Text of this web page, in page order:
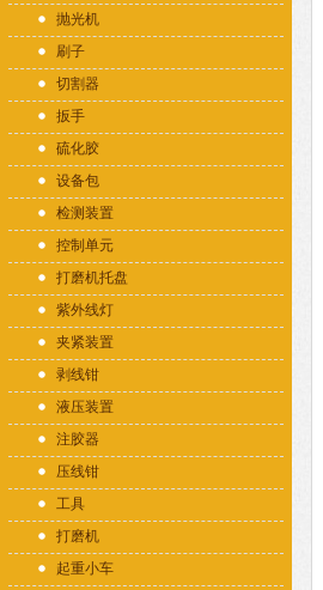
抛光机
刷子
切割器
扳手
硫化胶
设备包
检测装置
控制单元
打磨机托盘
紫外线灯
夹紧装置
剥线钳
液压装置
注胶器
压线钳
工具
打磨机
起重小车